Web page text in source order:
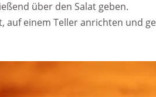
über den Salat geben.
auf einem Teller anrichten und